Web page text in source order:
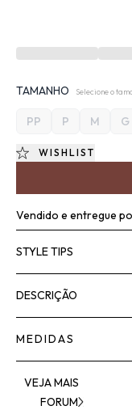
TAMANHO Selecione o
PP P M G
WISHLIST
Vendido e entregue
STYLE TIPS
DESCRIÇÃO
MEDIDAS
VEJA MAIS
FORUM